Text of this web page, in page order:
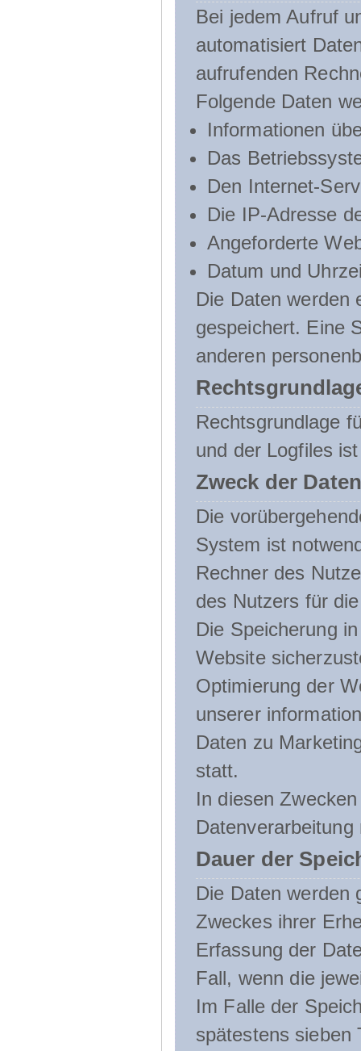
Bei jedem Aufruf
automatisiert
aufrufenden
Folgende Daten
Informationen
Das
Den Internet-
Die IP-Adresse
Angeforderte
Datum und
Die Daten werden
gespeichert. Eine
anderen
Rechtsgrundlage
und der Logfiles
Zweck der
Die
System ist
Rechner des
des Nutzers für
Die Speicherung
Website
Optimierung der
unserer
Daten zu
statt.
In diesen
Dauer der
Die Daten werden
Zweckes ihrer
Erfassung der
Fall, wenn die
Im Falle der
spätestens sieben